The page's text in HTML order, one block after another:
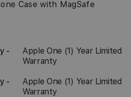
Case with MagSafe
-
Apple One (1) Year Limited
Warranty
-
Apple One (1) Year Limited
Warranty